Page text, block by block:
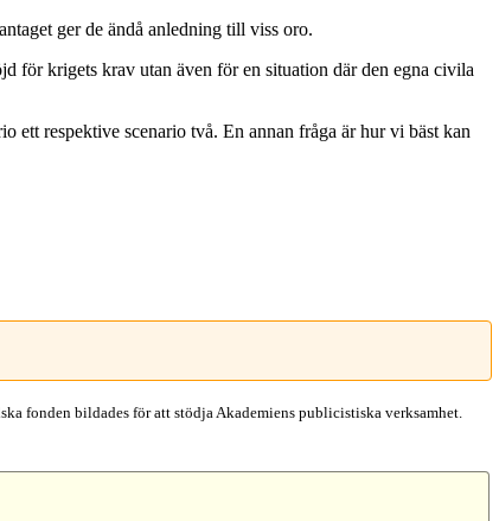
ger de ändå anledning till viss oro.
för krigets krav utan även för en situation där den egna civila
ett respektive scenario två. En annan fråga är hur vi bäst kan
fonden bildades för att stödja Akademiens publicistiska verksamhet.